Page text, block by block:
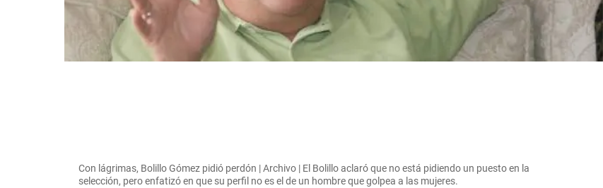
Con lágrimas, Bolillo Gómez pidió perdón | Archivo | El Bolillo aclaró que no está pidiendo un puesto en la
selección, pero enfatizó en que su perfil no es el de un hombre que golpea a las mujeres.